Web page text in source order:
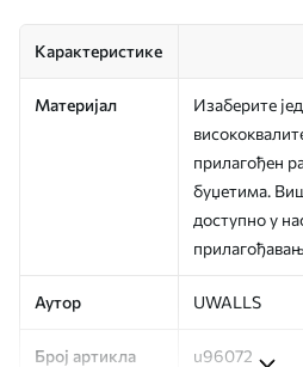
Карактеристике
Материјал
Изаберите
прилагођен
буџетима.
доступно у
Аутор UWALLS
Број артикла u96072